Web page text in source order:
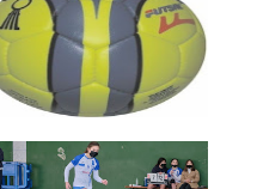
- Crónica y
4 d[...]